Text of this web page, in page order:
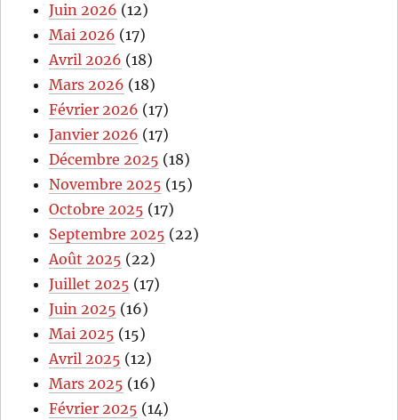
Juin 2026 (12)
Mai 2026 (17)
Avril 2026 (18)
Mars 2026 (18)
Février 2026 (17)
Janvier 2026 (17)
Décembre 2025 (18)
Novembre 2025 (15)
Octobre 2025 (17)
Septembre 2025 (22)
Août 2025 (22)
Juillet 2025 (17)
Juin 2025 (16)
Mai 2025 (15)
Avril 2025 (12)
Mars 2025 (16)
Février 2025 (14)